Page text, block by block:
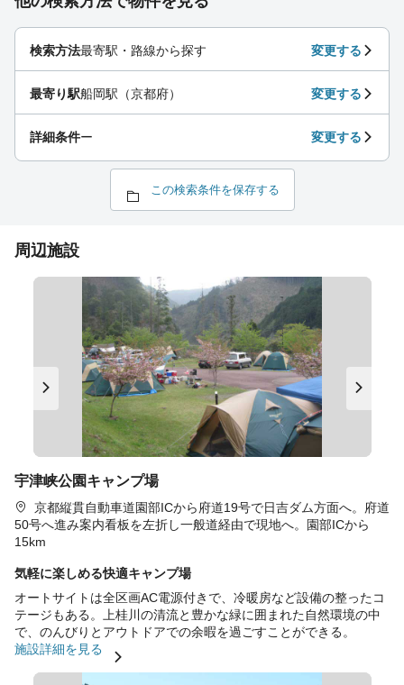
検索方法最寄駅・路線から探す 変更する
最寄り駅船岡駅（京都府） 変更する
詳細条件ー 変更する
この検索条件を保存する
周辺施設
宇津峡公園キャンプ場
京都縦貫自動車道園部ICから府道19号で日吉ダム方面へ。府道
50号へ進み案内看板を左折し一般道経由で現地へ。園部ICから
15km
気軽に楽しめる快適キャンプ場
オートサイトは全区画AC電源付きで、冷暖房など設備の整ったコ
テージもある。上桂川の清流と豊かな緑に囲まれた自然環境の中
で、のんびりとアウトドアでの余暇を過ごすことができる。
施設詳細を見る